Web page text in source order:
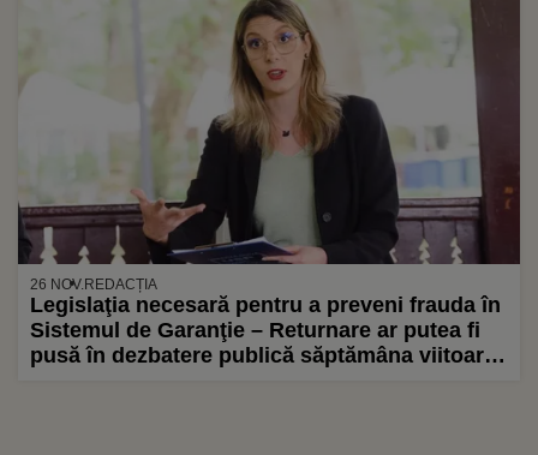
26 NOV. REDACȚIA
Legislaţia necesară pentru a preveni frauda în
Sistemul de Garanţie – Returnare ar putea fi
pusă în dezbatere publică săptămâna viitoare,